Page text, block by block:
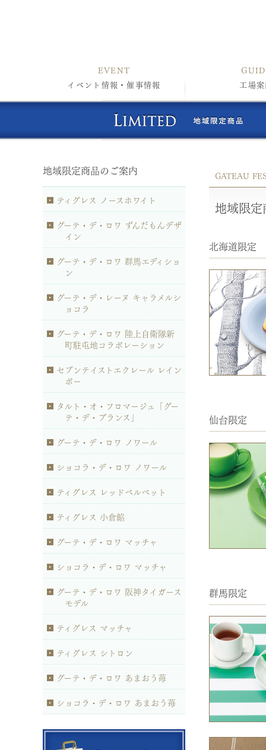
EVENT
イベント情報・催事情報 工場
地域限定商品のご案内
ティグレス ノースホワイト
グーテ・デ・ロワ ずんだもんデザ
イン
グーテ・デ・ロワ 群馬エディショ
ン
グーテ・デ・レーヌ キャラメルシ
ョコラ
グーテ・デ・ロワ 陸上自衛隊新
町駐屯地コラボレーション
セブンテイストエクレール レイン
ボー
タルト・オ・フロマージュ「グー
テ・デ・プランス」
グーテ・デ・ロワ ノワール
ショコラ・デ・ロワ ノワール
ティグレス レッドベルベット
ティグレス 小倉餡
グーテ・デ・ロワ マッチャ
ショコラ・デ・ロワ マッチャ
グーテ・デ・ロワ 阪神タイガース
モデル
ティグレス マッチャ
ティグレス シトロン
グーテ・デ・ロワ あまおう苺
ショコラ・デ・ロワ あまおう苺
GATEAU
地域限
北海道限定
仙台限定
群馬限定